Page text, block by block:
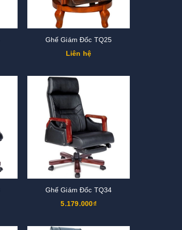
Ghế Giám Đốc TQ25
Liên hệ
Ghế Giám Đốc TQ34
5.179.000₫